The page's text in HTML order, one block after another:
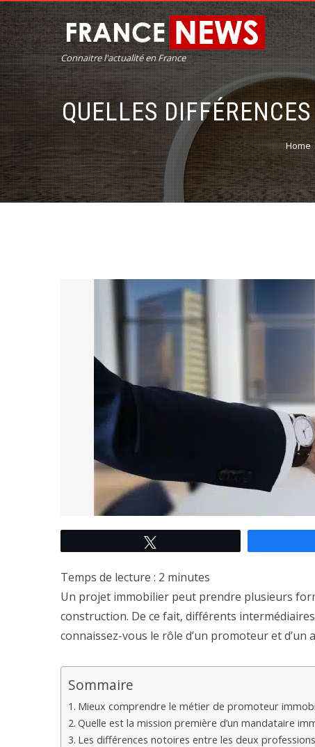
Connaitre l'actualité en France
QUELLES
Home
Temps de lecture : 2 minutes
Un projet immobilier peut prendre plusieurs
construction. De ce fait, différents
connaissez-vous le rôle d’un promoteur et d’un
Sommaire
Mieux comprendre le métier de promoteur
Quelle est la mission première d’un mandataire
Les différences notoires entre les deux professions